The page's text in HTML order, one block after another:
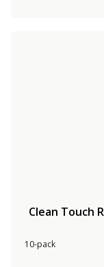
Clean Touch
10-pack